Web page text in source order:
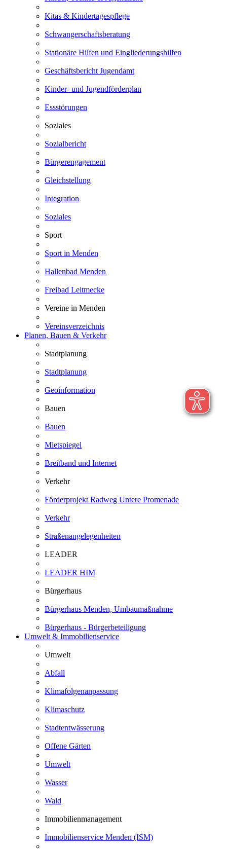
Kitas & Kindertagespflege
Schwangerschaftsberatung
Stationäre Hilfen und Eingliederungshilfen
Geschäftsbericht Jugendamt
Kinder- und Jugendförderplan
Essstörungen
Soziales
Sozialbericht
Bürgerengagement
Gleichstellung
Integration
Soziales
Sport
Sport in Menden
Hallenbad Menden
Freibad Leitmecke
Vereine in Menden
Vereinsverzeichnis
Planen, Bauen & Verkehr
Stadtplanung
Stadtplanung
Geoinformation
Bauen
Bauen
Mietspiegel
Breitband und Internet
Verkehr
Förderprojekt Radweg Untere Promenade
Verkehr
Straßenangelegenheiten
LEADER
LEADER HIM
Bürgerhaus
Bürgerhaus Menden, Umbaumaßnahme
Bürgerhaus - Bürgerbeteiligung
Umwelt & Immobilienservice
Umwelt
Abfall
Klimafolgenanpassung
Klimaschutz
Stadtentwässerung
Offene Gärten
Umwelt
Wasser
Wald
Immobilienmanagement
Immobilienservice Menden (ISM)